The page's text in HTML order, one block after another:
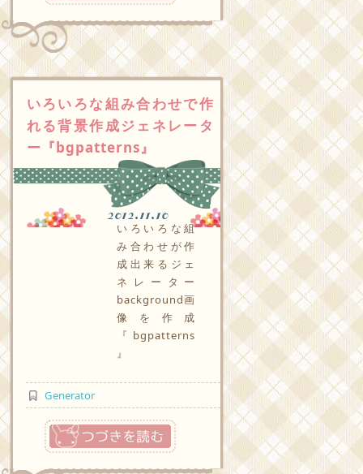
いろいろな組み合わせで作
れる背景作成ジェネレータ
ー『bgpatterns』
2012.11.10
いろいろな組
み合わせが作
成出来るジェ
ネレーター
background画
像を作成
『bgpatterns
』
Generator
つづきを読む